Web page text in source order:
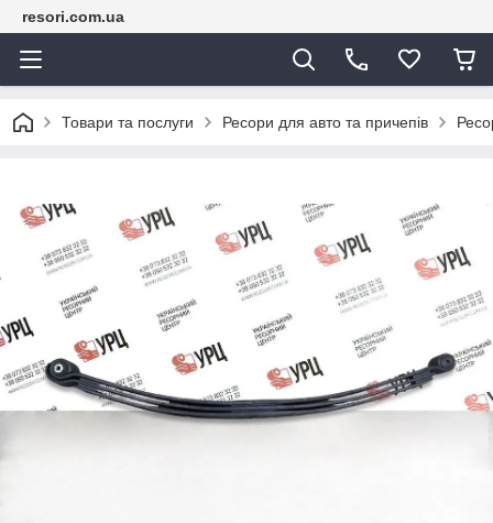
resori.com.ua
Товари та послуги Ресори для авто та причепів